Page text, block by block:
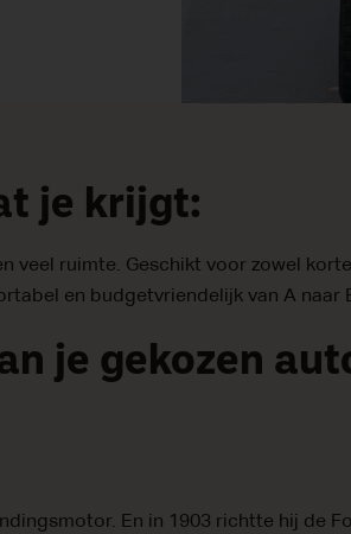
je krijgt:
veel ruimte. Geschikt voor zowel
en budgetvriendelijk van A naar
je gekozen
En in 1903 richtte hij de